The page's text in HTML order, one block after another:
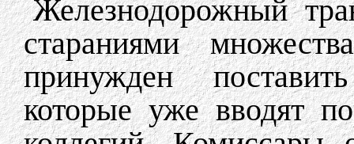
Железнодорожный
стараниями
принужден
которые уже вводят